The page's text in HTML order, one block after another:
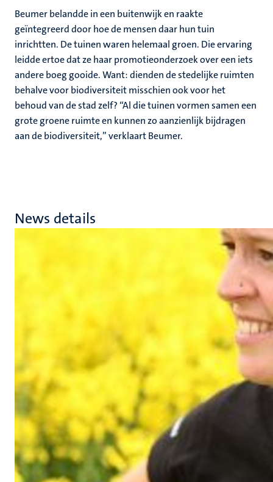
Beumer belandde in een buitenwijk en raakte
geïntegreerd door hoe de mensen daar hun tuin
inrichtten. De tuinen waren helemaal groen. Die ervaring
leidde ertoe dat ze haar promotieonderzoek over een iets
andere boeg gooide. Want: dienden de stedelijke ruimten
behalve voor biodiversiteit misschien ook voor het
behoud van de stad zelf? “Al die tuinen vormen samen een
grote groene ruimte en kunnen zo aanzienlijk bijdragen
aan de biodiversiteit,” verklaart Beumer.
News details